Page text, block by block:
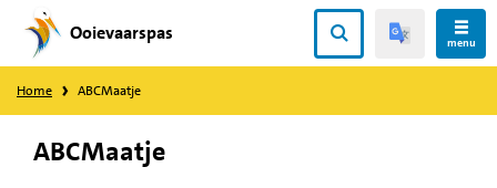
Direct
naar
content
Ooievaarspas menu
Home ABCMaatje
ABCMaatje